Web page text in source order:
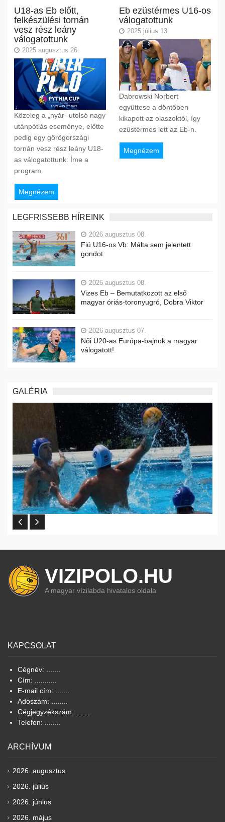
U18-as Eb előtt,
felkészülési tornán
vesz rész leány
válogatottunk
2025 augusztus 26.
Közeleg a „nyár” utolsó nagy
utánpótlás eseménye, előtte
pedig egy görögországi
tornán vesz rész leány U18-
as válogatottunk. Íme a
program.
Megnézem
Eb ezüstérmes U16-os
válogatottunk
2025 július 13.
Dabrowski Norbert
együttese a döntőben
kikapott az olaszoktól, így
ezüstérmes lett az Eb-n.
Megnézem
LEGFRISSEBB HÍREINK
2026 augusztus 08.
Fiú U16-os Vb: Málta sem jelentett
gondot
2026 augusztus 08.
Vizes Eb – Bemutatkozott az első
magyar óriás-toronyugró, Dobra Viktor
2026 augusztus 07.
Női U20-as Európa-bajnok a magyar
válogatott!
GALÉRIA
VIZIPOLO.HU
A magyar vízilabda hivatalos oldala
KAPCSOLAT
Cégnév: .......
Cím: ...........
E-mail cím: .......
Adószám: ........
Cégjegyzékszám: .......
Telefon: ........
ARCHÍVUM
2026. augusztus
2026. július
2026. június
2026. május